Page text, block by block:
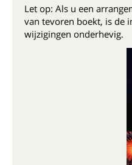
Let op: Als u een
van tevoren boekt, is de
wijzigingen onderhevig.